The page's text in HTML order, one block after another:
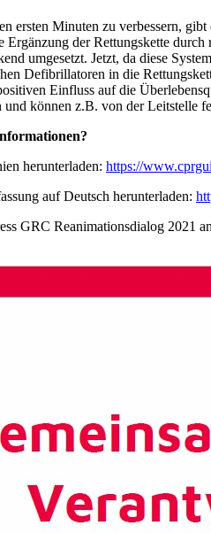
ersten Minuten zu verbessern,
Ergänzung der Rettungskette
umgesetzt. Jetzt, da diese
Defibrillatoren in die
Einfluss auf die
können z.B. von der Leitstelle
herunterladen: https://
auf Deutsch herunterladen:
GRC Reanimationsdialog 2021